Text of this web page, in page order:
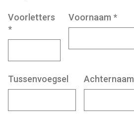
Voorletters
*
Voornaam *
Tussenvoegsel Achternaam